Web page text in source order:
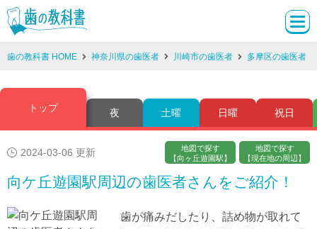
歯の教科書 HOME 神奈川県の歯医者 川崎市の歯医者 多摩区の歯医者
トップ 夜 土曜 日曜 祝日
2024-03-06 更新
地図で探す
【向ヶ丘遊園駅】
地図で探す
【現在地の周辺】
向ケ丘遊園駅周辺の歯医者さんをご紹介！
歯が痛みだしたり、詰め物が取れて